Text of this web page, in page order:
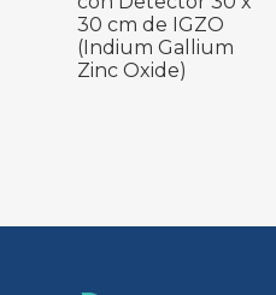
30 cm de IGZO
(Indium Gallium
Zinc Oxide)